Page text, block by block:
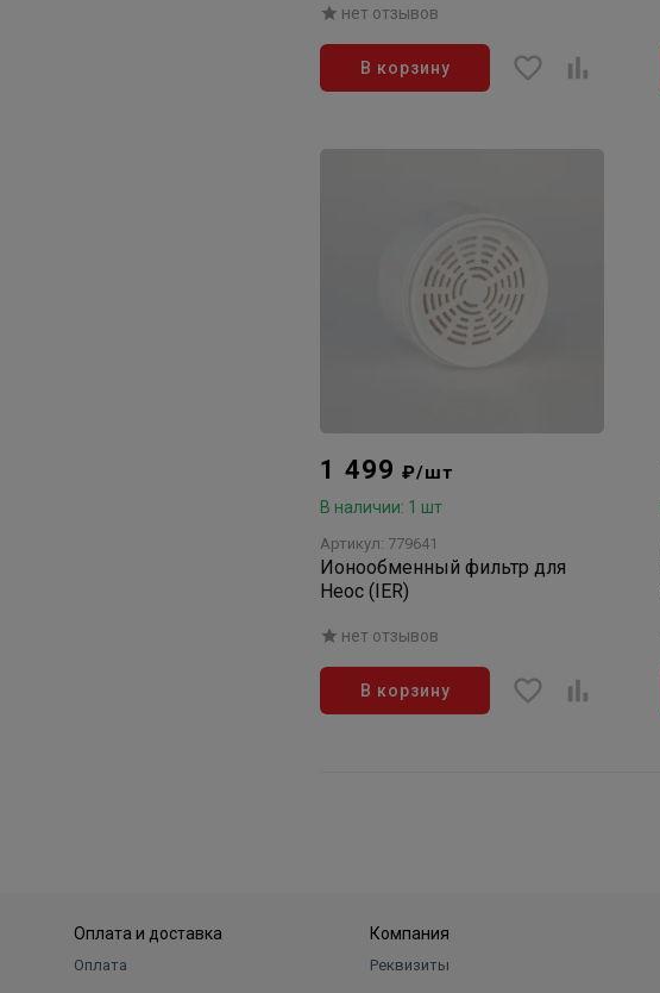
нет отзывов
В корзину
1 499 ₽/шт
В наличии: 1 шт
Артикул: 779641
Ионообменный фильтр для
Неос (IER)
нет отзывов
В корзину
Оплата и доставка
Оплата
Компания
Реквизиты